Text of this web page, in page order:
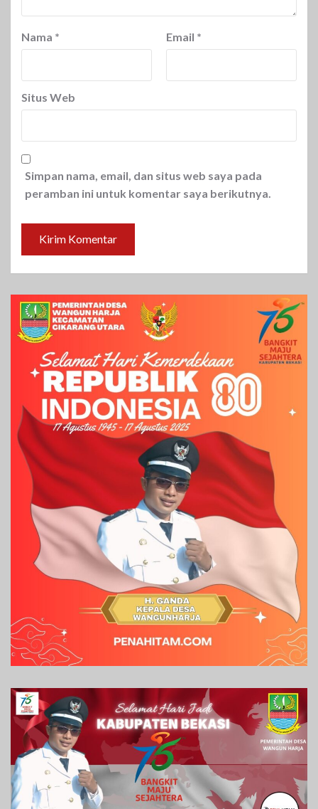
Nama * Email *
Situs Web
Simpan nama, email, dan situs web saya pada
peramban ini untuk komentar saya berikutnya.